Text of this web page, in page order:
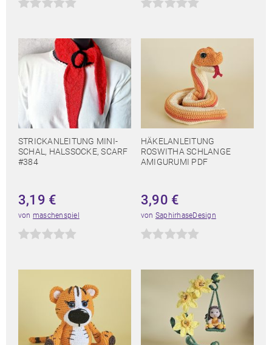
STRICKANLEITUNG MINI-
SCHAL, HALSSOCKE, SCARF
#384
3,19 €
von maschenspiel
HÄKELANLEITUNG
ROSWITHA SCHLANGE
AMIGURUMI PDF
3,90 €
von SaphirhaseDesign